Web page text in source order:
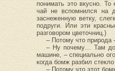
понимать это вкусно. То
чай не вспомнился на
заснеженную ветку,
подруги. Или эти
разговором цветочниц.)
– Потому что природа
– Ну почему… Там
машине, – специально
когда бомж разбил
– Потому что этот